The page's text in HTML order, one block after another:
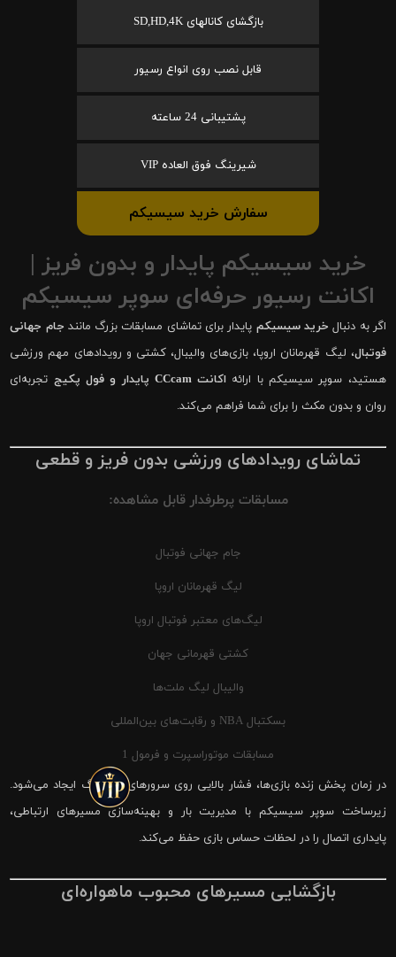
بازگشای کانالهای SD,HD,4K
قابل نصب روی انواع رسیور
پشتیبانی 24 ساعته
شیرینگ فوق العاده VIP
سفارش خرید سیسیکم
خرید سیسیکم پایدار و بدون فریز |
اکانت رسیور حرفه‌ای سوپر سیسیکم
اگر به دنبال خرید سیسیکم پایدار برای تماشای مسابقات بزرگ مانند جام جهانی
فوتبال، لیگ قهرمانان اروپا، بازی‌های والیبال، کشتی و رویدادهای مهم ورزشی
هستید، سوپر سیسیکم با ارائه اکانت CCcam پایدار و فول پکیج
تجربه‌ای
روان و بدون مکث را برای شما فراهم می‌کند.
تماشای رویدادهای ورزشی بدون فریز و قطعی
مسابقات پرطرفدار قابل مشاهده:
جام جهانی فوتبال
لیگ قهرمانان اروپا
لیگ‌های معتبر فوتبال اروپا
کشتی قهرمانی جهان
والیبال لیگ ملت‌ها
بسکتبال NBA و رقابت‌های بین‌المللی
مسابقات موتوراسپرت و فرمول 1
در زمان پخش زنده بازی‌ها، فشار بالایی روی سرورهای شیرینگ ایجاد می‌شود.
زیرساخت سوپر سیسیکم با مدیریت بار و بهینه‌سازی مسیرهای ارتباطی،
پایداری اتصال را در لحظات حساس بازی حفظ می‌کند.
بازگشایی مسیرهای محبوب ماهواره‌ای